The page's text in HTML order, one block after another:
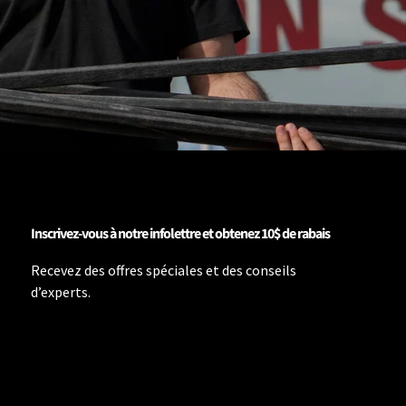
Inscrivez-vous à notre infolettre et obtenez 10$ de rabais
Recevez des offres spéciales et des conseils
d’experts.